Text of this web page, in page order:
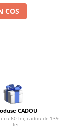
COS
CADOU
cu 60 lei, cadou de 139
lei